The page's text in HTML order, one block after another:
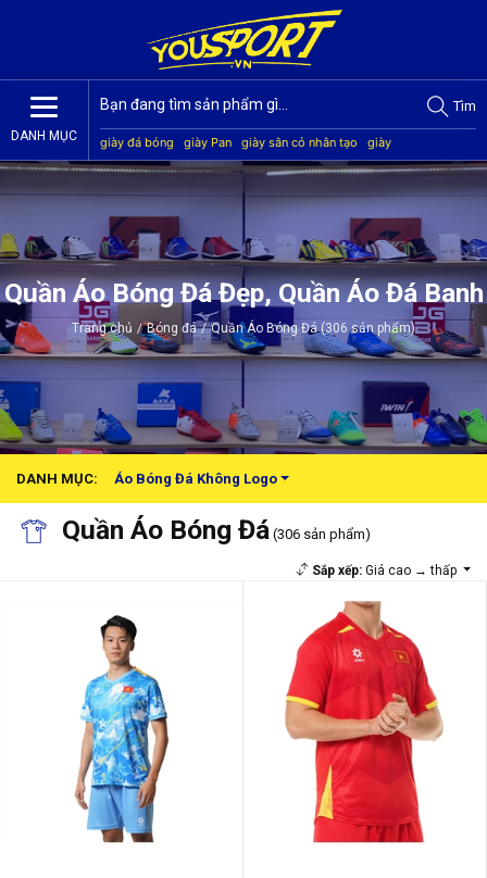
DANH MỤC
Tìm
giày đá bóng giày Pan giày sân cỏ nhân tạo
giày
Jogarbola
giày Mitre giày Akka quần áo bóng đá
giày
Quần Áo Bóng Đá Đẹp, Quần Áo Đá Banh
Trang chủ / Bóng đá / Quần Áo Bóng Đá (306 sản phẩm)
DANH MỤC: Áo Bóng Đá Không Logo
Quần Áo Bóng Đá (306 sản phẩm)
Sắp xếp:Giá cao → thấp